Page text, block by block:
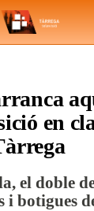
en
el doble
i botigues